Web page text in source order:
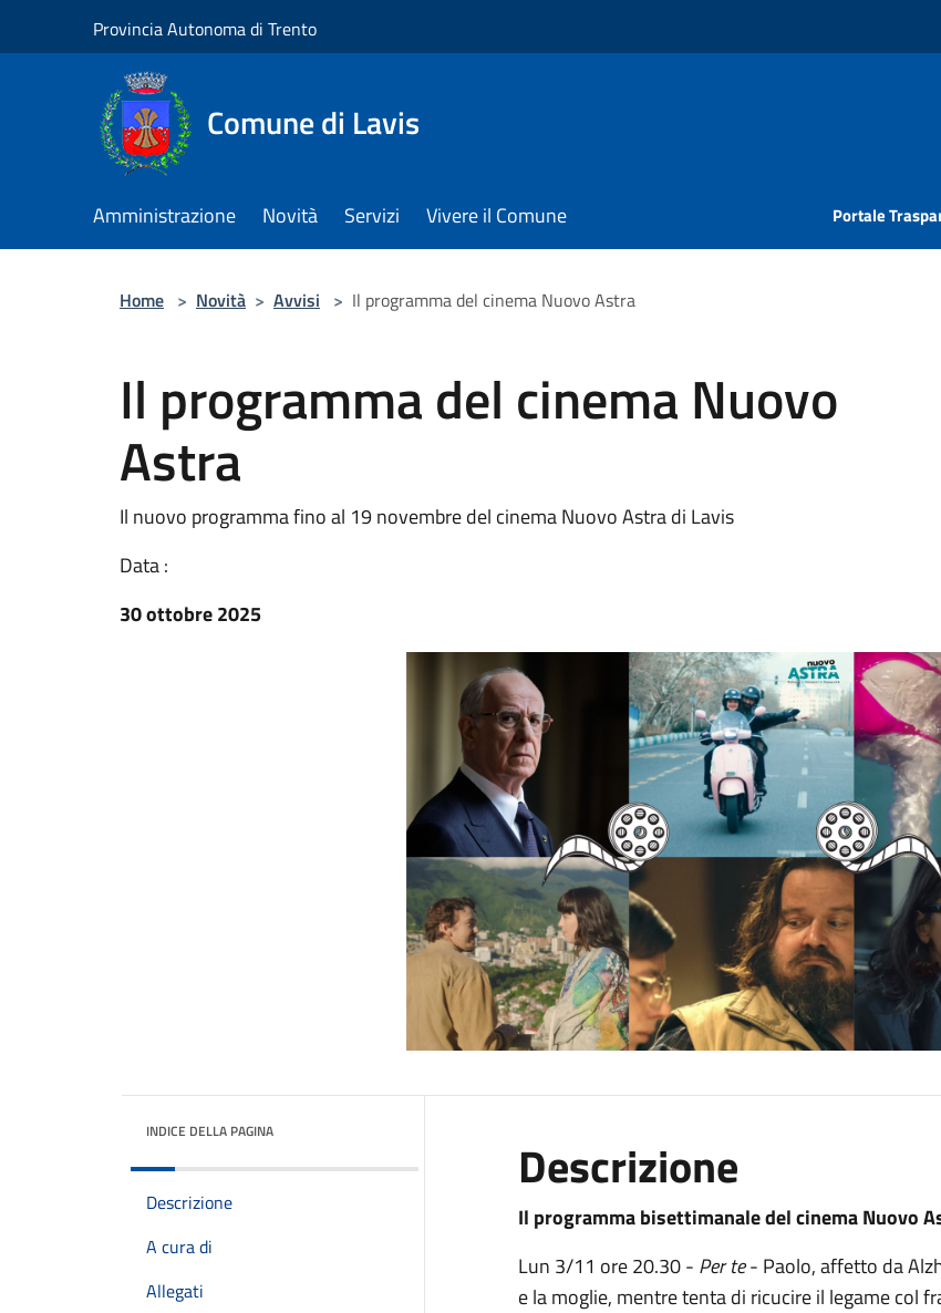
Provincia Autonoma di Trento
Comune di Lavis
Amministrazione Novità Servizi Vivere il Comune Portale
Home > Novità > Avvisi > Il programma del cinema Nuovo Astra
Il programma del cinema Nuovo
Astra
Il nuovo programma fino al 19 novembre del cinema Nuovo Astra di Lavis
Data :
30 ottobre 2025
INDICE DELLA PAGINA
Descrizione
A cura di
Allegati
Descrizione
Il programma bisettimanale del cinema Nuovo
Lun 3/11 ore 20.30 - Per te- Paolo, affetto da
e la moglie, mentre tenta di ricucire il legame col